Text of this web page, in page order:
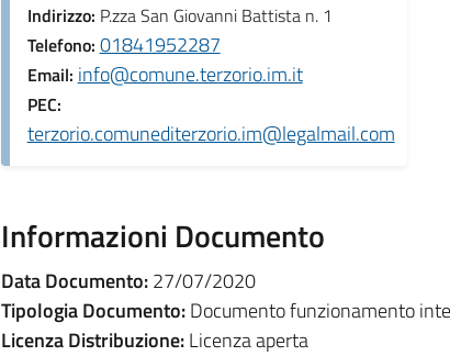
Indirizzo: P.zza San Giovanni Battista n. 1
Telefono: 01841952287
Email: info@comune.terzorio.im.it
PEC:
terzorio.comunediterzorio.im@legalmail.com
Informazioni Documento
Data Documento:27/07/2020
Tipologia Documento:Documento funzionamento
Licenza Distribuzione:Licenza aperta